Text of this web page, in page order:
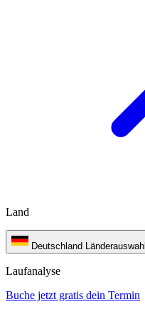
Land
Deutschland Länderauswahl
Laufanalyse
Buche jetzt gratis dein Termin